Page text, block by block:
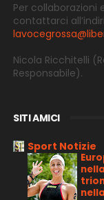
Per
contattarci
Nicola Ricchitelli
Responsabile).
SITI AMICI
Sport Notizie